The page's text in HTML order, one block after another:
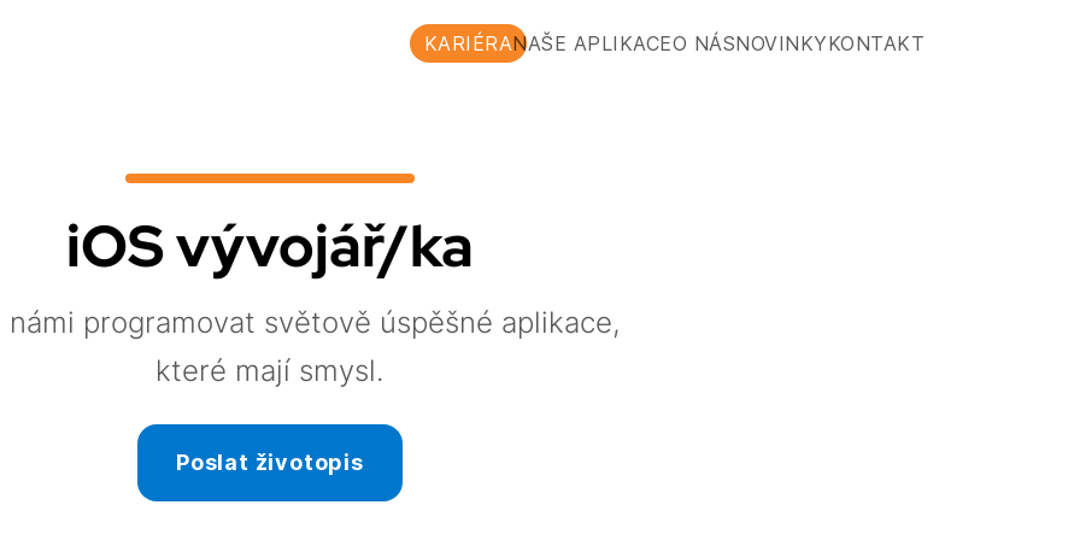
KARIÉRANAŠE APLIKACEO NÁSNOVINKYKONTAKT
iOS vývojář/ka
námi programovat světově úspěšné aplikace,
které mají smysl.
Poslat životopis